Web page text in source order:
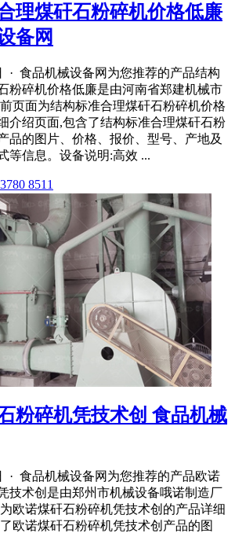
理煤矸石粉碎机价格低廉
备网
· 食品机械设备网为您推荐的产品结构
粉碎机价格低廉是由河南省郑建机械市
页面为结构标准合理煤矸石粉碎机价格
介绍页面,包含了结构标准合理煤矸石粉
品的图片、价格、报价、型号、产地及
等信息。设备说明:高效 ...
8511
粉碎机凭技术创 食品机械
· 食品机械设备网为您推荐的产品欧诺
技术创是由郑州市机械设备哦诺制造厂
欧诺煤矸石粉碎机凭技术创的产品详细
欧诺煤矸石粉碎机凭技术创产品的图